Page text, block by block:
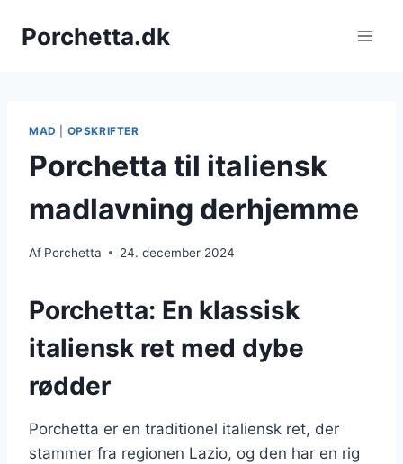
Porchetta.dk
MAD OPSKRIFTER
Porchetta til italiensk
madlavning derhjemme
Af Porchetta 24. december 2024
Porchetta: En klassisk
italiensk ret med dybe
rødder
Porchetta er en traditionel italiensk ret, der
stammer fra regionen Lazio, og den har en rig